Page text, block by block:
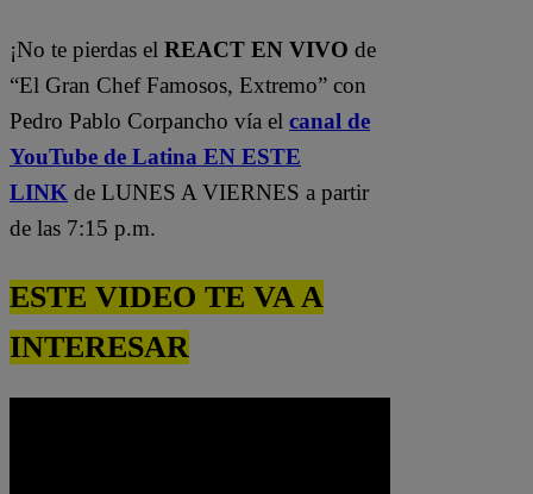
¡No te pierdas el REACT EN VIVO de
“El Gran Chef Famosos, Extremo” con
Pedro Pablo Corpancho vía el canal de
YouTube de Latina EN ESTE
LINK de LUNES A VIERNES a partir
de las 7:15 p.m.
ESTE VIDEO TE VA A
INTERESAR